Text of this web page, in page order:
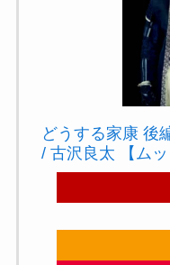
どうする家康 後
/ 古沢良太 【ムッ